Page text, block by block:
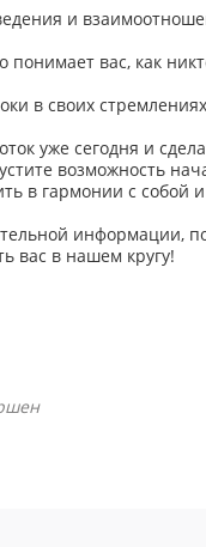
и
вас, как
в своих
уже сегодня и
возможность
в гармонии с собой
информации,
вас в нашем кругу!